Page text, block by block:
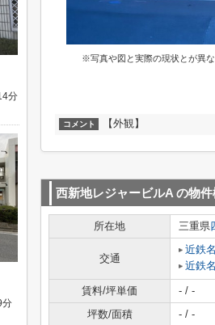
※写真や図と実際の現状とが異
コメント 【外観】
西新地レジャービルA の物件
所在地 三重県
交通
近鉄
近鉄
賃料/坪単価 - / -
坪数/面積
- / -
分
分